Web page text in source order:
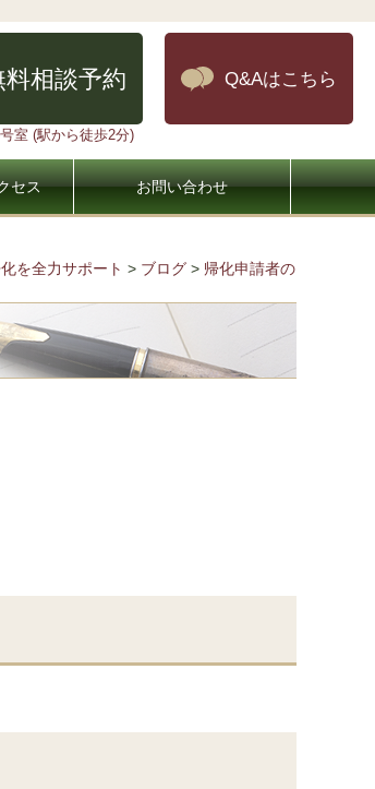
料相談予約 Q&Aはこちら
室 (駅から徒歩2分)
セス お問い合わせ
を全力サポート > ブログ > 帰化申請者の